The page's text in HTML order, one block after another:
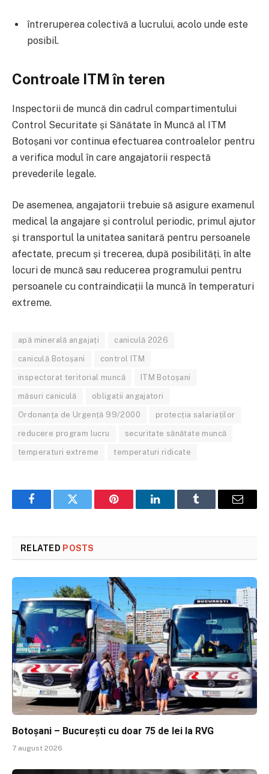
întreruperea colectivă a lucrului, acolo unde este
posibil.
Controale ITM în teren
Inspectorii de muncă din cadrul compartimentului
Control Securitate și Sănătate în Muncă al ITM
Botoșani vor continua efectuarea controalelor pentru
a verifica modul în care angajatorii respectă
prevederile legale.
De asemenea, angajatorii trebuie să asigure examenul
medical la angajare și controlul periodic, primul ajutor
și transportul la unitatea sanitară pentru persoanele
afectate, precum și trecerea, după posibilități, în alte
locuri de muncă sau reducerea programului pentru
persoanele cu contraindicații la muncă în temperaturi
extreme.
apă minerală angajați caniculă 2026
caniculă Botoșani control ITM
inspectorat teritorial muncă ITM Botoșani
măsuri caniculă obligații angajatori
Ordonanța de Urgență 99/2000 protecția salariaților
reducere program lucru securitate sănătate muncă
temperaturi extreme temperaturi ridicate
FacebookTwitter Pinterest LinkedInTumblr Email
RELATED POSTS
Botoșani – București cu doar 75 de lei la RVG
7 august 2026